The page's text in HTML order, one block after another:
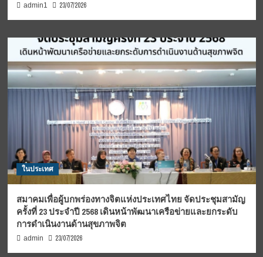
admin1 23/07/2026
ในประเทศ
สมาคมเพื่อผู้บกพร่องทางจิตแห่งประเทศไทย จัดประชุมสามัญ
ครั้งที่ 23 ประจำปี 2568 เดินหน้าพัฒนาเครือข่ายและยกระดับ
การดำเนินงานด้านสุขภาพจิต
admin 23/07/2026